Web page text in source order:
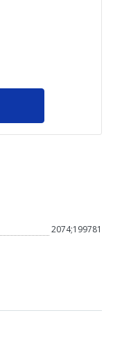
2074;199781